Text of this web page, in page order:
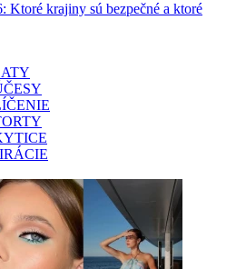
Ktoré krajiny sú bezpečné a ktoré